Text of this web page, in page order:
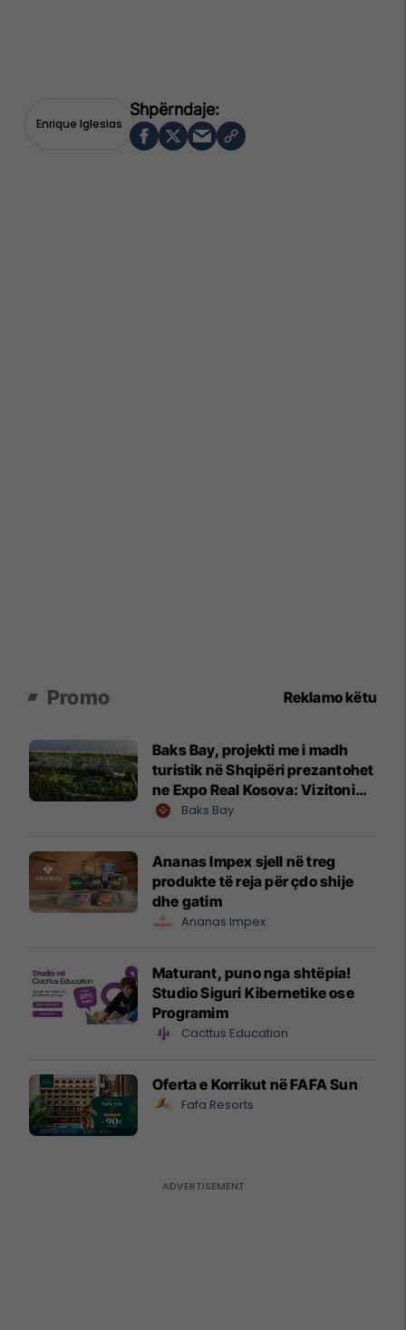
Enrique Iglesias
Promo Reklamo këtu
Baks Bay, projekti me i madh
turistik në Shqipëri prezantohet
ne Expo Real Kosova: Vizitoni
shtandin dhe zbuloni
Baks Bay
Ananas Impex sjell në treg
produkte të reja për çdo shije
dhe gatim
Ananas Impex
Maturant, puno nga shtëpia!
Studio Siguri Kibernetike ose
Programim
Cacttus Education
Oferta e Korrikut në FAFA Sun
Fafa Resorts